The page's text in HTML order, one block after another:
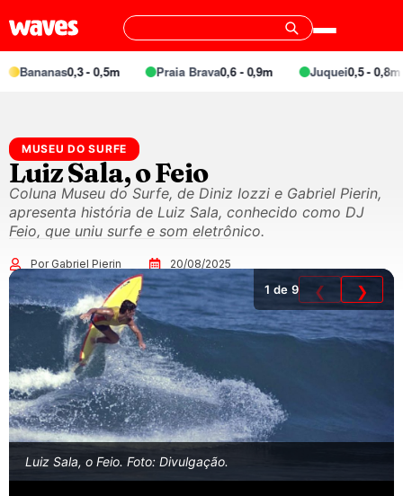
Bananas0,3 - 0,5m Praia Brava0,6 - 0,9m Juquei0,5 - 0,8m
MUSEU DO SURFE
Luiz Sala, o Feio
Coluna Museu do Surfe, de Diniz Iozzi e Gabriel Pierin,
apresenta história de Luiz Sala, conhecido como DJ
Feio, que uniu surfe e som eletrônico.
Por Gabriel Pierin 20/08/2025
Luiz Sala, o Feio. Foto: Divulgação.
1 de 9 ❮ ❯